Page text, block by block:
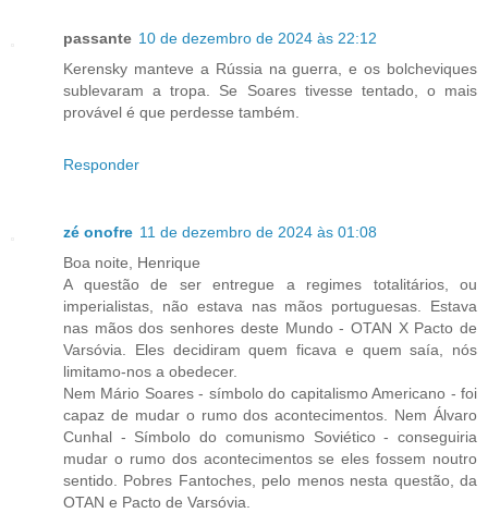
passante 10 de dezembro de 2024 às 22:12
Kerensky manteve a Rússia na guerra, e os bolcheviques
sublevaram a tropa. Se Soares tivesse tentado, o mais
provável é que perdesse também.
Responder
zé onofre 11 de dezembro de 2024 às 01:08
Boa noite, Henrique
A questão de ser entregue a regimes totalitários, ou
imperialistas, não estava nas mãos portuguesas. Estava
nas mãos dos senhores deste Mundo - OTAN X Pacto de
Varsóvia. Eles decidiram quem ficava e quem saía, nós
limitamo-nos a obedecer.
Nem Mário Soares - símbolo do capitalismo Americano - foi
capaz de mudar o rumo dos acontecimentos. Nem Álvaro
Cunhal - Símbolo do comunismo Soviético - conseguiria
mudar o rumo dos acontecimentos se eles fossem noutro
sentido. Pobres Fantoches, pelo menos nesta questão, da
OTAN e Pacto de Varsóvia.